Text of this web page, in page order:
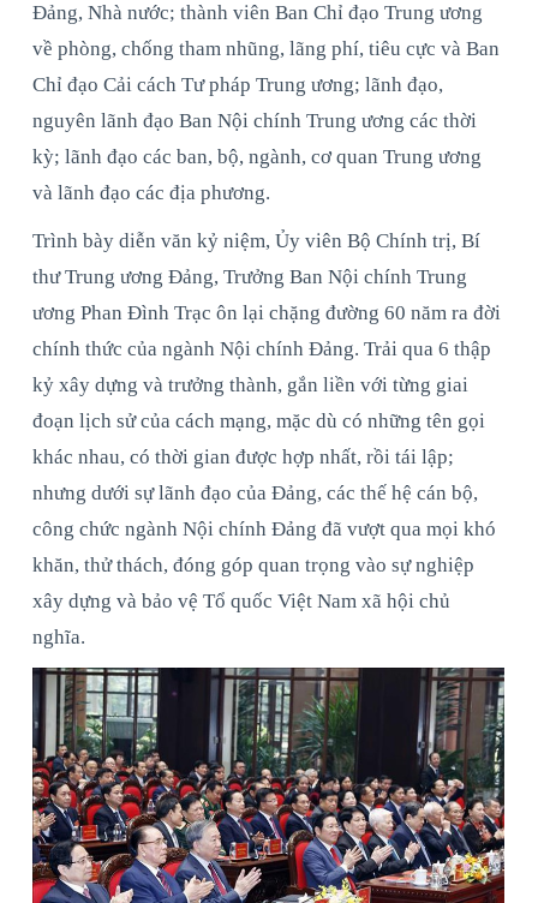
Đảng, Nhà nước; thành viên Ban Chỉ đạo Trung ương
về phòng, chống tham nhũng, lãng phí, tiêu cực và Ban
Chỉ đạo Cải cách Tư pháp Trung ương; lãnh đạo,
nguyên lãnh đạo Ban Nội chính Trung ương các thời
kỳ; lãnh đạo các ban, bộ, ngành, cơ quan Trung ương
và lãnh đạo các địa phương.
Trình bày diễn văn kỷ niệm, Ủy viên Bộ Chính trị, Bí
thư Trung ương Đảng, Trưởng Ban Nội chính Trung
ương Phan Đình Trạc ôn lại chặng đường 60 năm ra đời
chính thức của ngành Nội chính Đảng. Trải qua 6 thập
kỷ xây dựng và trưởng thành, gắn liền với từng giai
đoạn lịch sử của cách mạng, mặc dù có những tên gọi
khác nhau, có thời gian được hợp nhất, rồi tái lập;
nhưng dưới sự lãnh đạo của Đảng, các thế hệ cán bộ,
công chức ngành Nội chính Đảng đã vượt qua mọi khó
khăn, thử thách, đóng góp quan trọng vào sự nghiệp
xây dựng và bảo vệ Tổ quốc Việt Nam xã hội chủ
nghĩa.